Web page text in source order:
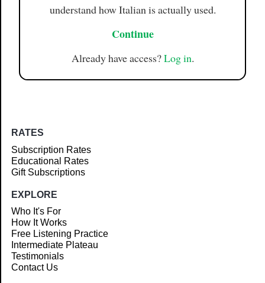
understand how Italian is actually used.
Continue
Already have access?Log in.
RATES
Subscription Rates
Educational Rates
Gift Subscriptions
EXPLORE
Who It's For
How It Works
Free Listening Practice
Intermediate Plateau
Testimonials
Contact Us